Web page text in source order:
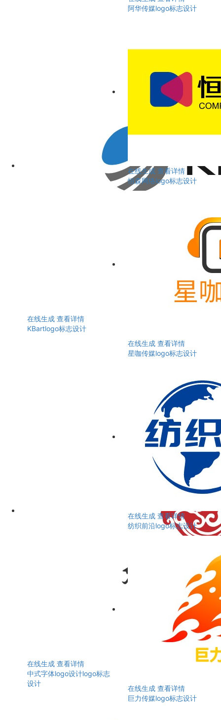
阿华传媒logo标志设计
在线生成 查看详情
KBartlogo标志设计
在线生成 查看详情
恒森网络logo标志设计
在线生成 查看详情
星咖传媒logo标志设计
在线生成 查看详情
中式字体logo设计logo标志
设计
在线生成 查看详情
纺织前沿logo标志设计
在线生成 查看详情
巨力传媒logo标志设计